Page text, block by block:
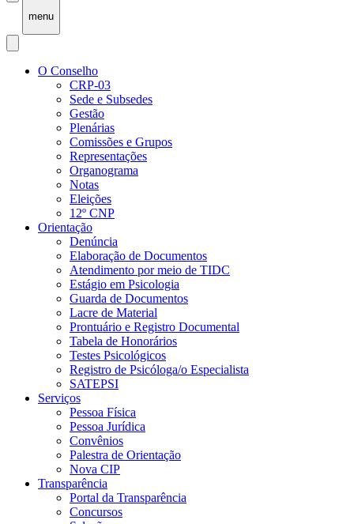
menu
O Conselho
CRP-03
Sede e Subsedes
Gestão
Plenárias
Comissões e Grupos
Representações
Organograma
Notas
Eleições
12º CNP
Orientação
Denúncia
Elaboração de Documentos
Atendimento por meio de TIDC
Estágio em Psicologia
Guarda de Documentos
Lacre de Material
Prontuário e Registro Documental
Tabela de Honorários
Testes Psicológicos
Registro de Psicóloga/o Especialista
SATEPSI
Serviços
Pessoa Física
Pessoa Jurídica
Convênios
Palestra de Orientação
Nova CIP
Transparência
Portal da Transparência
Concursos